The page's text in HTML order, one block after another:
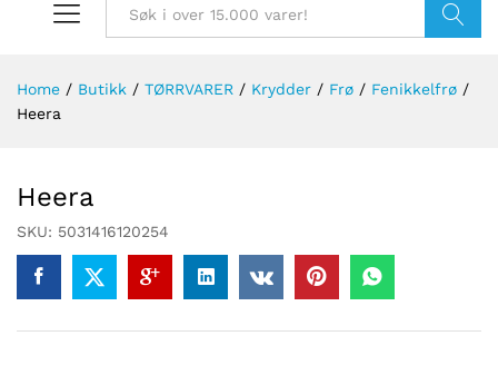
Home / Butikk / TØRRVARER / Krydder / Frø / Fenikkelfrø /
Heera
Heera
SKU: 5031416120254